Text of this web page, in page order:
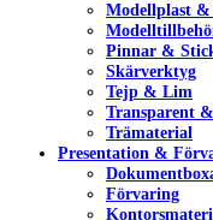
Modellplast
Pinnar &
Skärverktyg
Tejp & Lim
Transparent
Trämaterial
Presentation &
Förvaring